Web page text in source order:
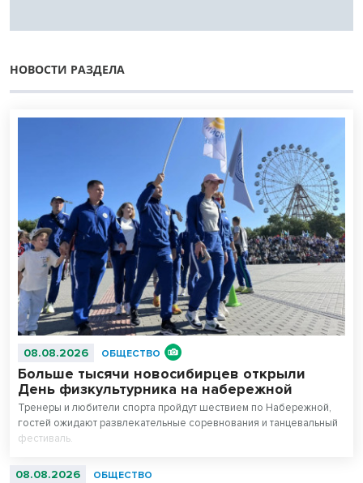
НОВОСТИ РАЗДЕЛА
08.08.2026 ОБЩЕСТВО
Больше тысячи новосибирцев открыли
День физкультурника на набережной
Тренеры и любители спорта пройдут шествием по Набережной,
гостей ожидают развлекательные соревнования и танцевальный
фестиваль.
08.08.2026 ОБЩЕСТВО